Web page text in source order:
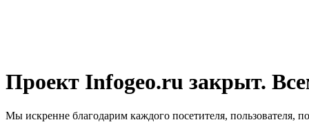
Проект Infogeo.ru закрыт.
Мы искренне благодарим каждого посетителя, пользователя,